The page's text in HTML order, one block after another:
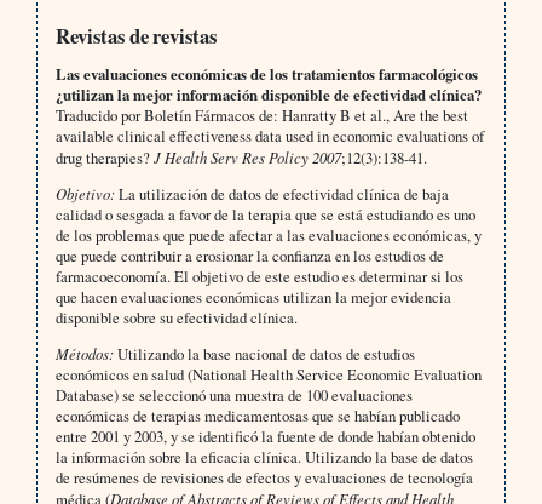
Revistas de revistas
Las evaluaciones económicas de los tratamientos farmacológicos
¿utilizan la mejor información disponible de efectividad clínica?
Traducido por Boletín Fármacos de: Hanratty B et al., Are the best
available clinical effectiveness data used in economic evaluations of
drug therapies?J Health Serv Res Policy 2007;12(3):138-41.
Objetivo:La utilización de datos de efectividad clínica de baja
calidad o sesgada a favor de la terapia que se está estudiando es uno
de los problemas que puede afectar a las evaluaciones económicas, y
que puede contribuir a erosionar la confianza en los estudios de
farmacoeconomía. El objetivo de este estudio es determinar si los
que hacen evaluaciones económicas utilizan la mejor evidencia
disponible sobre su efectividad clínica.
Métodos:Utilizando la base nacional de datos de estudios
económicos en salud (National Health Service Economic Evaluation
Database) se seleccionó una muestra de 100 evaluaciones
económicas de terapias medicamentosas que se habían publicado
entre 2001 y 2003, y se identificó la fuente de donde habían obtenido
la información sobre la eficacia clínica. Utilizando la base de datos
de resúmenes de revisiones de efectos y evaluaciones de tecnología
médica (Database of Abstracts of Reviews of Effects and Health